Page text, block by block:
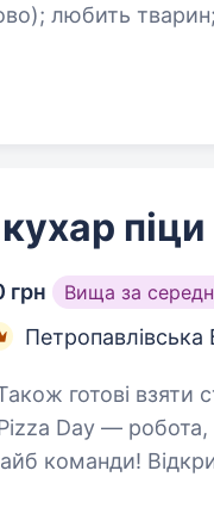
охайна
піци
грн Вища за
Петропавлівська
готові взяти
Day —
команди! Відкриті